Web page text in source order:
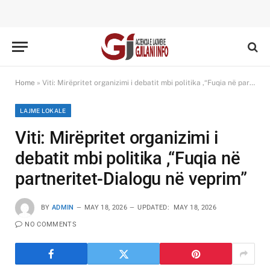
Home » Viti: Mirëpritet organizimi i debatit mbi politika ,“Fuqia në partneritet-Dialogu në veprim”
LAJME LOKALE
Viti: Mirëpritet organizimi i
debatit mbi politika ,“Fuqia në
partneritet-Dialogu në veprim”
BY ADMIN MAY 18, 2026 UPDATED: MAY 18, 2026
NO COMMENTS